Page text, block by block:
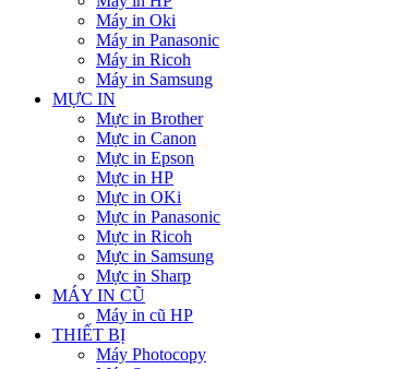
Máy in Oki
Máy in Panasonic
Máy in Ricoh
Máy in Samsung
MỰC IN
Mực in Brother
Mực in Canon
Mực in Epson
Mực in HP
Mực in OKi
Mực in Panasonic
Mực in Ricoh
Mực in Samsung
Mực in Sharp
MÁY IN CŨ
Máy in cũ HP
THIẾT BỊ
Máy Photocopy